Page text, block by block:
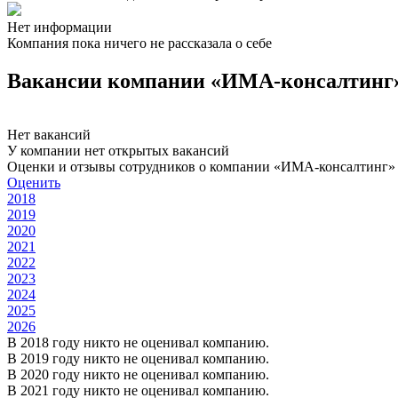
Нет информации
Компания пока ничего не рассказала о себе
Вакансии компании «ИМА-
Нет вакансий
У компании нет открытых вакансий
Оценки и отзывы сотрудников о компании «ИМА-консалтинг»
Оценить
2018
2019
2020
2021
2022
2023
2024
2025
2026
В 2018 году никто не оценивал компанию.
В 2019 году никто не оценивал компанию.
В 2020 году никто не оценивал компанию.
В 2021 году никто не оценивал компанию.